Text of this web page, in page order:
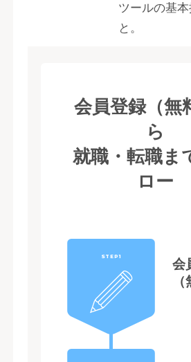
ツールの基
と。
会員登録（無
ら
就職・転職ま
ロー
STEP1
会